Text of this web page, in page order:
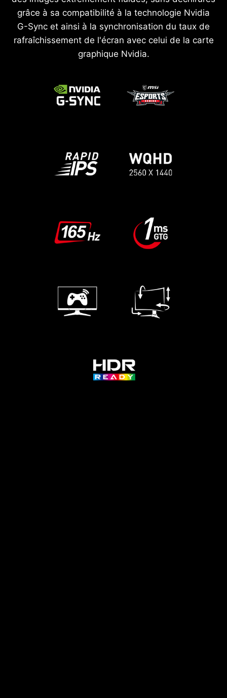
grâce à sa compatibilité à la technologie Nvidia
G-Sync et ainsi à la synchronisation du taux de
rafraîchissement de l'écran avec celui de la carte
graphique Nvidia.